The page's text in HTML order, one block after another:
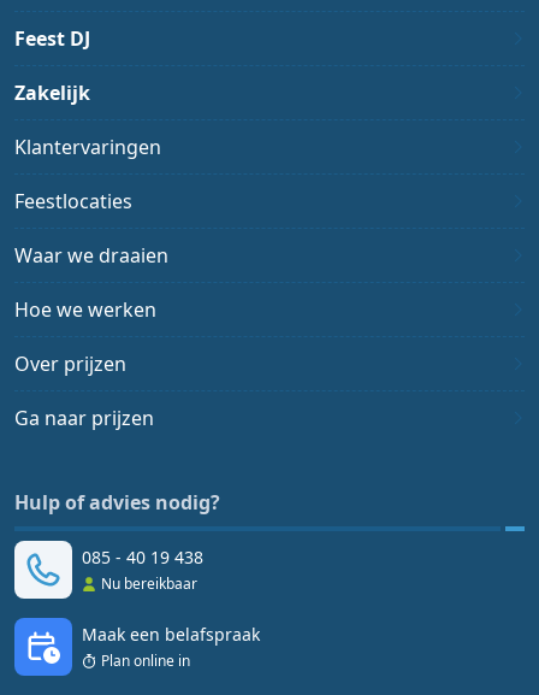
Feest DJ
Zakelijk
Klantervaringen
Feestlocaties
Waar we draaien
Hoe we werken
Over prijzen
Ga naar prijzen
Hulp of advies nodig?
085 - 40 19 438
Nu bereikbaar
Maak een belafspraak
Plan online in